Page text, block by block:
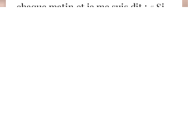
chaque matin et je me suis dit : « Si